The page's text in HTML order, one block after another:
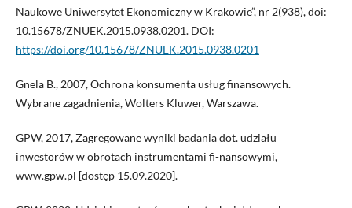
Naukowe Uniwersytet Ekonomiczny w Krakowie”, nr 2(938), doi:
10.15678/ZNUEK.2015.0938.0201. DOI:
https://doi.org/10.15678/ZNUEK.2015.0938.0201
Gnela B., 2007, Ochrona konsumenta usług finansowych.
Wybrane zagadnienia, Wolters Kluwer, Warszawa.
GPW, 2017, Zagregowane wyniki badania dot. udziału
inwestorów w obrotach instrumentami fi-nansowymi,
www.gpw.pl [dostęp 15.09.2020].